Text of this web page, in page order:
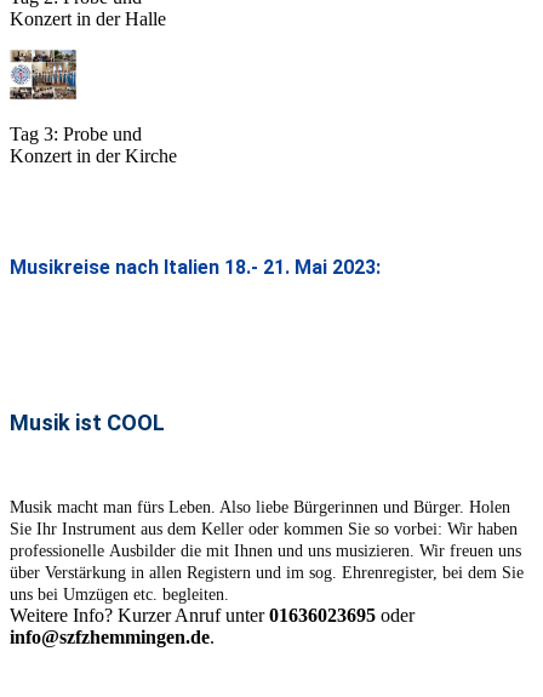
Konzert in der Halle
Tag 3: Probe und
Konzert in der Kirche
Musikreise nach Italien 18.- 21. Mai 2023:
Musik ist COOL
Musik macht man fürs Leben. Also liebe Bürgerinnen und Bürger. Holen
Sie Ihr Instrument aus dem Keller oder kommen Sie so vorbei: Wir haben
professionelle Ausbilder die mit Ihnen und uns musizieren. Wir freuen uns
über Verstärkung in allen Registern und im sog. Ehrenregister, bei dem Sie
uns bei Umzügen etc. begleiten.
Weitere Info? Kurzer Anruf unter01636023695 oder
info@szfzhemmingen.de.